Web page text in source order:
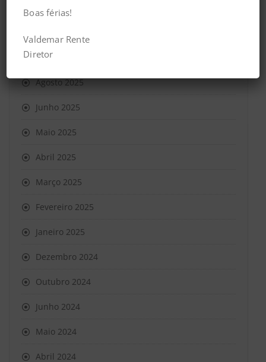
Dezembro 2025
Setembro 2025
Agosto 2025
Junho 2025
Maio 2025
Abril 2025
Março 2025
Fevereiro 2025
Janeiro 2025
Dezembro 2024
Outubro 2024
Junho 2024
Maio 2024
Abril 2024
Boas férias!
Valdemar Rente
Diretor